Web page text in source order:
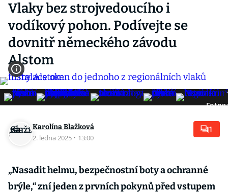
Vlaky bez strojvedoucího i
vodíkový pohon. Podívejte se
dovnitř německého závodu
Alstom
Karolína Blažková
2. ledna 2025 · 13:00
1
„Nasadit helmu, bezpečnostní boty a ochranné
brýle,“ zní jeden z prvních pokynů před vstupem